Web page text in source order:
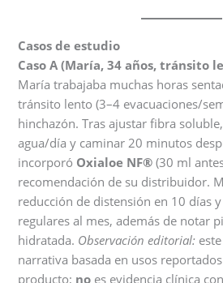
Casos de estudio
Caso A (María, 34 años, tránsito
María trabajaba muchas horas
tránsito lento (3–4 evacuaciones/
hinchazón. Tras ajustar fibra
agua/día y caminar 20 minutos
incorporó Oxialoe NF® (30 ml
recomendación de su distribuidor.
reducción de distensión en 10 días
regulares al mes, además de notar
hidratada. Observación editorial:
narrativa basada en usos
producto; no es evidencia clínica